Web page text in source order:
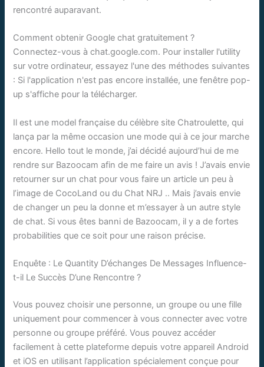
rencontré auparavant.
Comment obtenir Google chat gratuitement ?
Connectez-vous à chat.google.com. Pour installer l'utility
sur votre ordinateur, essayez l'une des méthodes suivantes
: Si l'application n'est pas encore installée, une fenêtre pop-
up s'affiche pour la télécharger.
Il est une model française du célèbre site Chatroulette, qui
lança par la même occasion une mode qui à ce jour marche
encore. Hello tout le monde, j’ai décidé aujourd’hui de me
rendre sur Bazoocam afin de me faire un avis ! J’avais envie
retourner sur un chat pour vous faire un article un peu à
l’image de CocoLand ou du Chat NRJ .. Mais j’avais envie
de changer un peu la donne et m’essayer à un autre style
de chat. Si vous êtes banni de Bazoocam, il y a de fortes
probabilities que ce soit pour une raison précise.
Enquête : Le Quantity D’échanges De Messages Influence-
t-il Le Succès D’une Rencontre ?
Vous pouvez choisir une personne, un groupe ou une fille
uniquement pour commencer à vous connecter avec votre
personne ou groupe préféré. Vous pouvez accéder
facilement à cette plateforme depuis votre appareil Android
et iOS en utilisant l’application spécialement conçue pour